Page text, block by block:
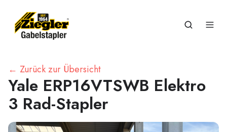
← Zurück zur Übersicht
Yale ERP16VTSWB Elektro
3 Rad-Stapler